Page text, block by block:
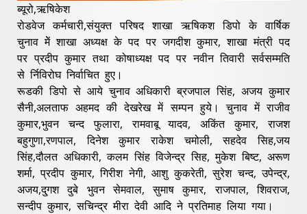
ब्यूरो,ऋषिकेश
रोडवेज कर्मचारी,संयुक्त परिषद शाखा ऋषिकश डिपो के वार्षिक
चुनाव मेें शाखा अध्यक्ष के पद पर जगदीश कुमार, शाखा मंत्री पद
पर प्रदीप कुमार तथा कोषाध्यक्ष पद पर नवीन तिवारी सर्वसम्मति
से र्निविरोघ निर्वाचित हुए।
रूडकी डिपो से आये चुनाव अधिकारी ब्रजपाल सिंह, अजय कुमार
सैनी,अलताफ अहमद की देखरेख में सम्पन हुये। चुनाव में राजीव
कुमार,भुवन चन्द फुलारा, रामवाबू यादव, अकिंत कुमार, राजश
बहुगुणा,रणपाल, दिनेश कुमार राकेश चमोली, सहदेव सिह,जय
सिंह,दौलत अधिकारी, कलम सिंह विजेन्द्र सिह, मुकेश बिष्ट, अरूण
शर्मा, प्रदीप कुमार, गिरीश नेगी, आशु कुकरेती, सुरेश चन्द, उपेन्द्र,
अजय,दु्गश दुबे भुवन सेमवाल, सुमाष कुमार, राजपाल, शिवराज,
सन्दीप कुमार, सचिन्द्र मीरा देवी आदि ने प्रतिमाह लिया गया।